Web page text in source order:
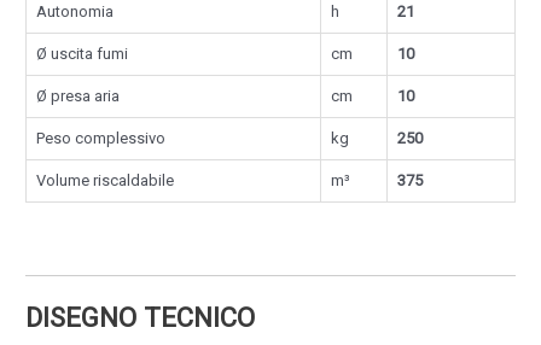
Autonomia h 21
Ø uscita fumi cm 10
Ø presa aria cm 10
Peso complessivo kg 250
Volume riscaldabile m³ 375
DISEGNO TECNICO